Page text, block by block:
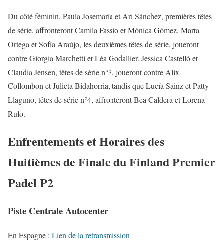
Du côté féminin, Paula Josemaría et Ari Sánchez, premières têtes
de série, affronteront Camila Fassio et Mónica Gómez. Marta
Ortega et Sofía Araújo, les deuxièmes têtes de série, joueront
contre Giorgia Marchetti et Léa Godallier. Jessica Castelló et
Claudia Jensen, têtes de série n°3, joueront contre Alix
Collombon et Julieta Bidahorria, tandis que Lucía Sainz et Patty
Llaguno, têtes de série n°4, affronteront Bea Caldera et Lorena
Rufo.
Enfrentements et Horaires des
Huitièmes de Finale du Finland Premier
Padel P2
Piste Centrale Autocenter
En Espagne : Lien de la retransmission